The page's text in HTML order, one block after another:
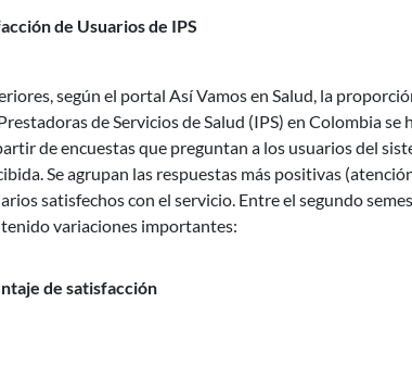
de Usuarios de IPS
según el portal Así Vamos en Salud, la
de Servicios de Salud (IPS) en Colombia se
de encuestas que preguntan a los usuarios del
Se agrupan las respuestas más positivas
satisfechos con el servicio. Entre el segundo
variaciones importantes:
de satisfacción